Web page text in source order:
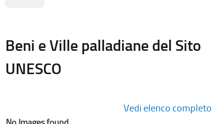
Beni e Ville palladiane del Sito
UNESCO
Vedi elenco completo